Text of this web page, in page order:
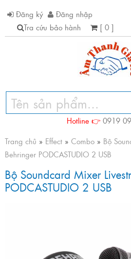
Đăng ký
Đăng nhập
Tra cứu bảo hành
[ 0 ]
Hotline 👉 0919
Trang chủ » Effect » Combo » Bộ
Behringer PODCASTUDIO 2 USB
Bộ Soundcard Mixer
PODCASTUDIO 2 USB